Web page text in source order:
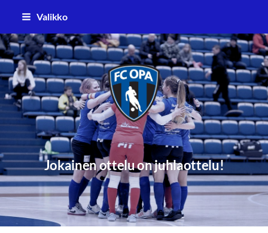
Siirry
sisältöön
Valikko
FC Oulun Pallo (FC OPA)
Jokainen ottelu on juhlaottelu!